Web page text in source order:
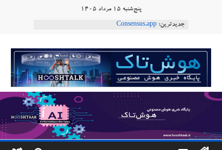
پنج‌شنبه ۱۵ مرداد ۱۴۰۵
جدیدترین: Consensus.app
طبیعی فارسی
ربات «Aru» محصول شرکت فرانسوی Nio
Robotics
ربات T‑800
هوشتاک
پایگاه
خبری